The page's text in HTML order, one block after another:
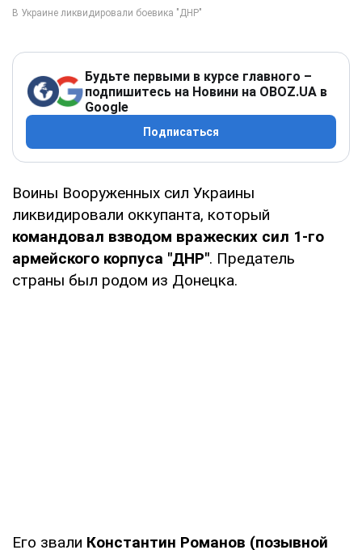
Будьте первыми в курсе главного –
подпишитесь на Новини на OBOZ.UA в
Google
Подписаться
Воины Вооруженных сил Украины
ликвидировали оккупанта, который
командовал взводом вражеских сил 1-го
армейского корпуса "ДНР". Предатель
страны был родом из Донецка.
Его звали Константин Романов (позывной